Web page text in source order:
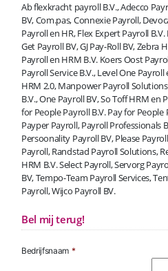
Ab flexkracht payroll B.V., Adecco
BV, Com.pas, Connexie Payroll,
Payroll en HR, Flex Expert Payroll
Get Payroll BV, GJ Pay-Roll BV, Zebra
Payroll en HRM B.V. Koers Oost
Payroll Service B.V., Level One
HRM 2.0, Manpower Payroll
B.V., One Payroll BV, So Toff HRM en
for People Payroll B.V. Pay for
Payper Payroll, Payroll Professionals
Persoonality Payroll BV, Please
Payroll, Randstad Payroll Solutions,
HRM B.V. Select Payroll, Servorg
BV, Tempo-Team Payroll Services,
Payroll, Wijco Payroll BV.
Bel mij terug!
Bedrijfsnaam *